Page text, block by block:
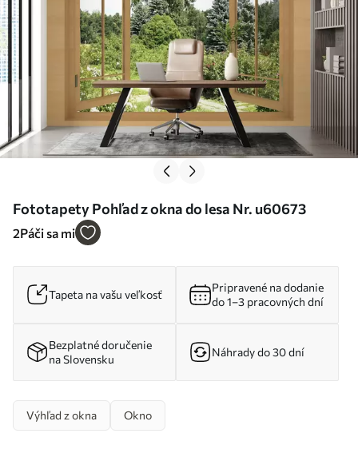
Fototapety Pohľad z okna do lesa Nr. u60673
2Páči sa mi
Tapeta na vašu veľkosť
Pripravené na dodanie
do 1–3 pracovných dní
Bezplatné doručenie
na Slovensku
Náhrady do 30 dní
Výhľad z okna Okno